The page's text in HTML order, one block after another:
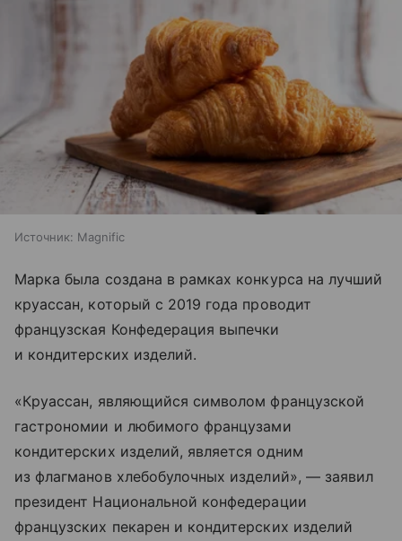
Источник: Magnific
Марка была создана в рамках конкурса на лучший
круассан, который с 2019 года проводит
французская Конфедерация выпечки
и кондитерских изделий.
«Круассан, являющийся символом французской
гастрономии и любимого французами
кондитерских изделий, является одним
из флагманов хлебобулочных изделий», — заявил
президент Национальной конфедерации
французских пекарен и кондитерских изделий